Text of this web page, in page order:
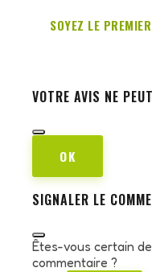
SOYEZ LE
VOTRE AVIS NE
OK
SIGNALER LE
Êtes-vous certain
commentaire ?